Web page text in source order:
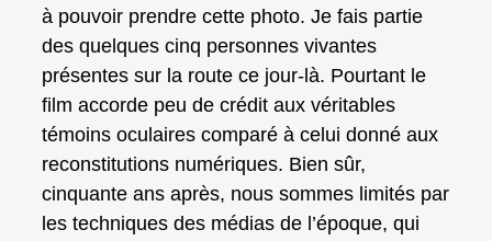
à pouvoir prendre cette photo. Je fais partie
des quelques cinq personnes vivantes
présentes sur la route ce jour-là. Pourtant le
film accorde peu de crédit aux véritables
témoins oculaires comparé à celui donné aux
reconstitutions numériques. Bien sûr,
cinquante ans après, nous sommes limités par
les techniques des médias de l’époque, qui